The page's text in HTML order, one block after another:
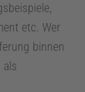
etc. Wer
binnen
als